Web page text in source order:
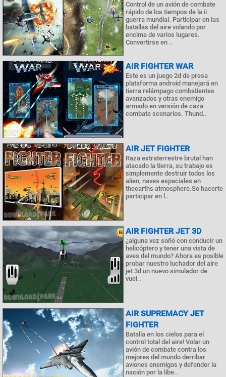
Control de un avión de combate
rápido de los tiempos de la ii
guerra mundial. Participar en las
batallas del aire volando por
encima de varios lugares.
Convertirse en ..
AIR FIGHTER WAR
Este es un juego 2d de presa
plataforma android manejará en
tierra relámpago combatientes
avanzados y otras enemigo
armado en versión de caza
combate scenarios. Thund..
AIR JET FIGHTER
Raza extraterrestre brutal han
atacado la tierra, su trabajo es
simplemente destruir todos los
alien, naves espaciales en
theearths atmosphere.So hacerte
participar en l..
AIR FIGHTER JET 3D
¿alguna vez soñó con conducir un
helicóptero y tener una vista de
aves del mundo? Ahora es posible
probar nuestro luchador del aire
jet 3d un nuevo simulador de
vuel..
AIR SUPREMACY JET
FIGHTER
Batalla en los cielos para el
control total del aire! Volar un
avión de combate contra los
mejores del mundo derribar
aviones enemigos y defender la
nación por la libe..